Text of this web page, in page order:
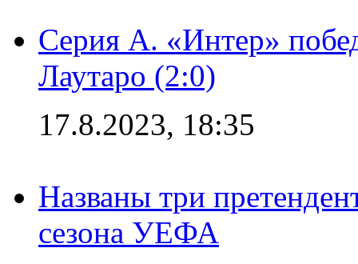
Серия А. «Интер»
Лаутаро (2:0)
17.8.2023, 18:35
Названы три
сезона УЕФА